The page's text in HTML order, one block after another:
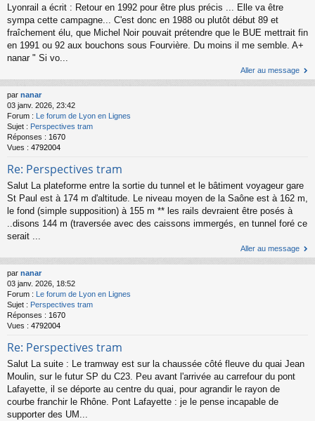
Lyonrail a écrit : Retour en 1992 pour être plus précis ... Elle va être
sympa cette campagne... C'est donc en 1988 ou plutôt début 89 et
fraîchement élu, que Michel Noir pouvait prétendre que le BUE mettrait fin
en 1991 ou 92 aux bouchons sous Fourvière. Du moins il me semble. A+
nanar " Si vo...
Aller au message
par nanar
03 janv. 2026, 23:42
Forum :
Le forum de Lyon en Lignes
Sujet : Perspectives tram
Réponses : 1670
Vues : 4792004
Re: Perspectives tram
Salut La plateforme entre la sortie du tunnel et le bâtiment voyageur gare
St Paul est à 174 m d'altitude. Le niveau moyen de la Saône est à 162 m,
le fond (simple supposition) à 155 m ** les rails devraient être posés à
..disons 144 m (traversée avec des caissons immergés, en tunnel foré ce
serait ...
Aller au message
par nanar
03 janv. 2026, 18:52
Forum : Le forum de Lyon en Lignes
Sujet : Perspectives tram
Réponses : 1670
Vues : 4792004
Re: Perspectives tram
Salut La suite : Le tramway est sur la chaussée côté fleuve du quai Jean
Moulin, sur le futur SP du C23. Peu avant l'arrivée au carrefour du pont
Lafayette, il se déporte au centre du quai, pour agrandir le rayon de
courbe franchir le Rhône. Pont Lafayette : je le pense incapable de
supporter des UM...